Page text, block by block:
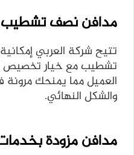
مدافن نصف
تتيح شركة العربي
تشطيب مع خيار
العميل مما يمنحك مرونة
والشكل النهائي.
مدافن مزودة